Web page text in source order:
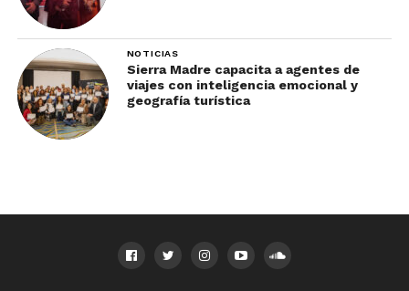
NOTICIAS
Sierra Madre capacita a agentes de
viajes con inteligencia emocional y
geografía turística